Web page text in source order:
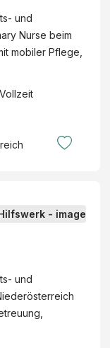
und
Nurse beim
mobiler Pflege,
Vollzeit
und